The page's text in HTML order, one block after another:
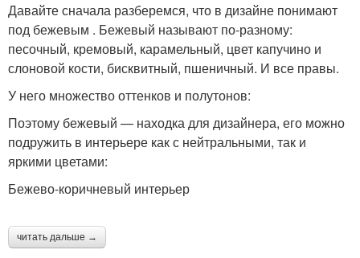
Давайте сначала разберемся, что в дизайне понимают
под бежевым . Бежевый называют по-разному:
песочный, кремовый, карамельный, цвет капучино и
слоновой кости, бисквитный, пшеничный. И все правы.
У него множество оттенков и полутонов:
Поэтому бежевый — находка для дизайнера, его можно
подружить в интерьере как с нейтральными, так и
яркими цветами:
Бежево-коричневый интерьер
читать дальше →